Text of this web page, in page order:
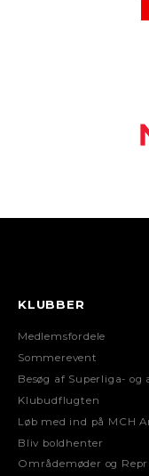
KLUBBER
Medlemsfordele
Sommerevent
Besøg af Superliga- og
Klubudflugten
Løb med ind på MCH
Bliv boldhenter
Områdemøder og